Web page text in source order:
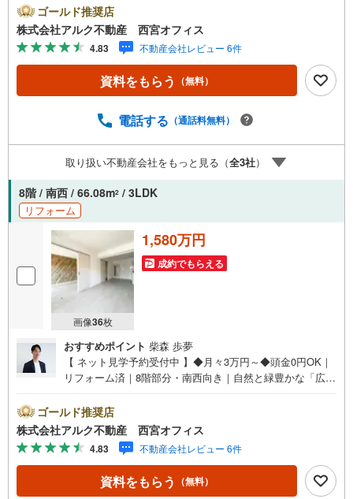
月完成）】全室クロス貼替/CF張替（トイレ・洗面室）/畳
表替え/一部建具新調（キッチン収納扉・洋室建具）【 周辺
環境 】■広田幼稚園:徒歩14分（1093m）■神原小学校:徒歩
14分（1158m）■上ケ原中学校:徒歩18分（1433m）■関西
スーパー大社店:徒歩11分（845m）■広田山公園:徒歩5分
（387m）＝＝＝＝＝【 アルク不動産について 】当社はJR
た、阪急「夙川」駅、阪神「香櫨園」駅からも徒歩7分でア
ッズスペースやおむつ替えスペースもございますので、お
子さま連れでもご安心してご来店ください。ゆっくり住ま
い探しをしていきたいお客様や、まずは相談だけというお
客様も、お気軽にご相談ください。
ゴールド推奨店
株式会社アルク不動産 西宮オフィス
4.83 不動産会社レビュー 6件
資料をもらう （無料）
電話する （通話料無料）
取り扱い不動産会社をもっと見る（全3社）
8階 / 南西 / 66.08m2 / 3LDK
リフォーム
画像36枚
1,580万円
成約でもらえる
おすすめポイント 柴森 歩夢
【 ネット見学予約受付中 】◆月々3万円～◆頭金0円OK｜
リフォーム済｜8階部分・南西向き｜自然と緑豊かな「広田
ーム済み！■8階部分につき眺望・通風良好！■南西向きに
つき陽当たり良好！■専有面積66.08平米の3LDK！■トラン
クルーム付き！（月額600円）【リフォーム内容（2022年6
月完成）】＜水回り新規交換＞キッチン/ユニットバス/洗面
化粧台/トイレ＜内装＞クロス張替え/フロア張替え/建具交
換/給湯器交換＝＝＝＝＝＝＝＝＝【 アルク不動産について
ゴールド推奨店
株式会社アルク不動産 西宮オフィス
4.83 不動産会社レビュー 6件
資料をもらう （無料）